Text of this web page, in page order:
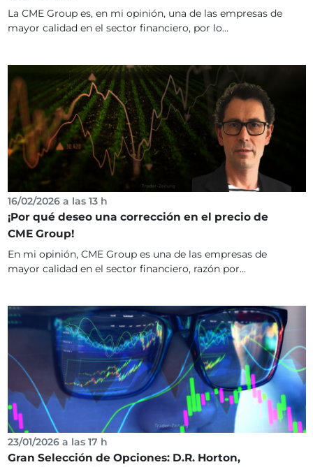
La CME Group es, en mi opinión, una de las empresas de
mayor calidad en el sector financiero, por lo...
16/02/2026 a las 13 h
¡Por qué deseo una corrección en el precio de
CME Group!
En mi opinión, CME Group es una de las empresas de
mayor calidad en el sector financiero, razón por...
23/01/2026 a las 17 h
Gran Selección de Opciones: D.R. Horton,